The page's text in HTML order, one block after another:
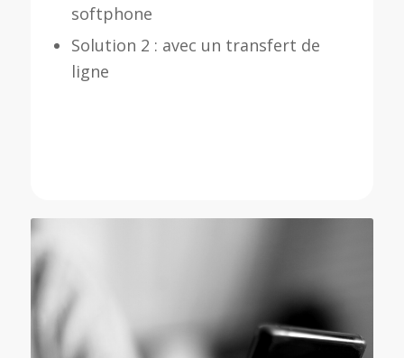
softphone
Solution 2 : avec un transfert de
ligne